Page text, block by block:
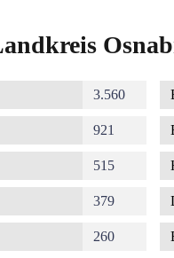
3.560
921
515
379
260